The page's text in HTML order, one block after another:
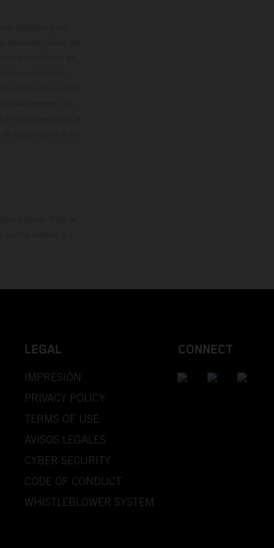
LEGAL
IMPRESIÓN
PRIVACY POLICY
TERMS OF USE
AVISOS LEGALES
CYBER SECURITY
CODE OF CONDUCT
WHISTLEBLOWER SYSTEM
CONNECT